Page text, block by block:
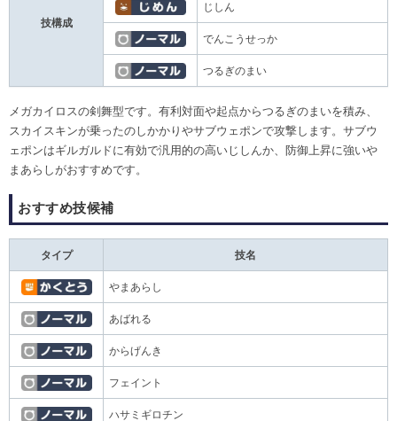
技構成
じしん
でんこうせっか
つるぎのまい
メガカイロスの剣舞型です。有利対面や起点からつるぎのまいを積み、
スカイスキンが乗ったのしかかりやサブウェポンで攻撃します。サブウ
ェポンはギルガルドに有効で汎用的の高いじしんか、防御上昇に強いや
まあらしがおすすめです。
おすすめ技候補
タイプ 技名
やまあらし
あばれる
からげんき
フェイント
ハサミギロチン